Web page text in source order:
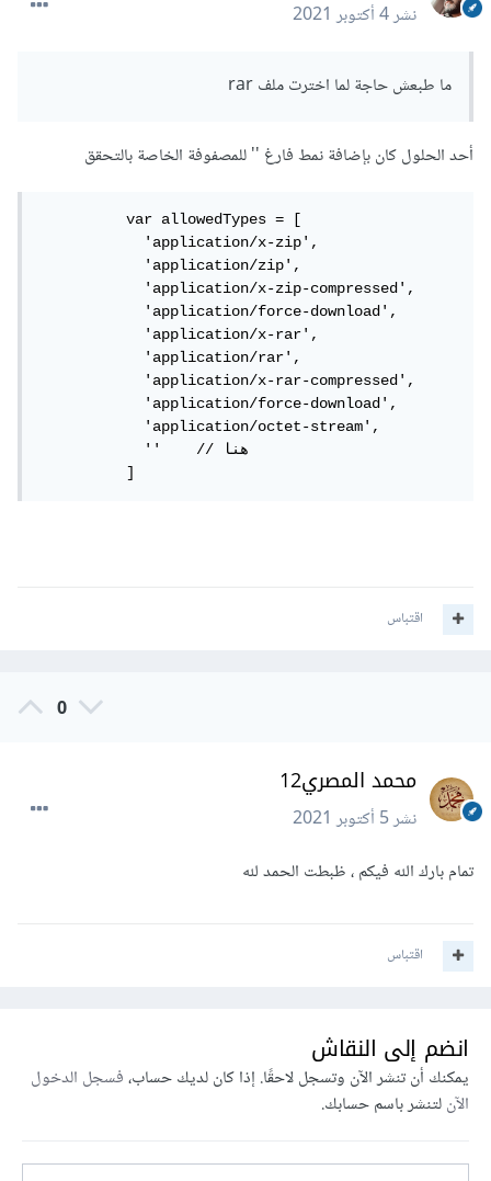
نشر4 أكتوبر 2021
ما طبعش حاجة لما اخترت ملف rar
أحد الحلول كان بإضافة نمط فارغ '' للمصفوفة الخاصة بالتحقق
          var allowedTypes = [
            'application/x-zip',
            'application/zip',
            'application/x-zip-compressed',
            'application/force-download',
            'application/x-rar',
            'application/rar',
            'application/x-rar-compressed',
            'application/force-download',
            'application/octet-stream',
            ''    // هنا
          ]
اقتباس
0
محمد المصري12
نشر5 أكتوبر 2021
تمام بارك الله فيكم ، ظبطت الحمد لله
اقتباس
انضم إلى النقاش
يمكنك أن تنشر الآن وتسجل لاحقًا. إذا كان لديك حساب،فسجل الدخول
الآنلتنشر باسم حسابك.